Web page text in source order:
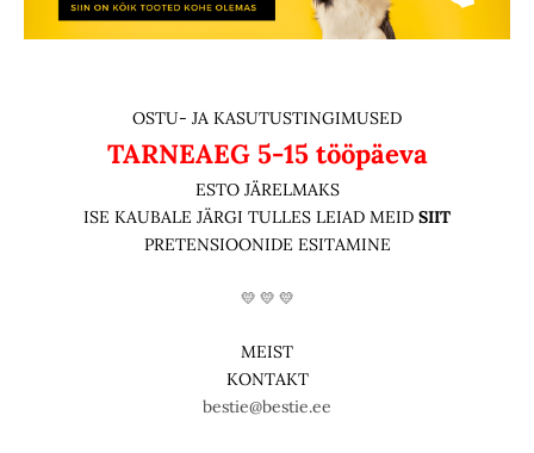
OSTU- JA KASUTUSTINGIMUSED
TARNEAEG 5-15 tööpäeva
ESTO JÄRELMAKS
ISE KAUBALE JÄRGI TULLES LEIAD MEID SIIT
PRETENSIOONIDE ESITAMINE
💛 💛 💛
MEIST
KONTAKT
bestie@bestie.ee